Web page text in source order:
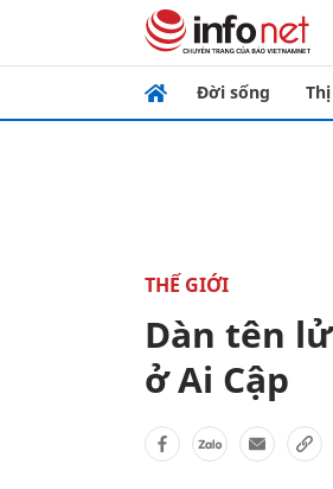
Đời sống
THẾ GIỚI
Dàn tên
ở Ai Cập